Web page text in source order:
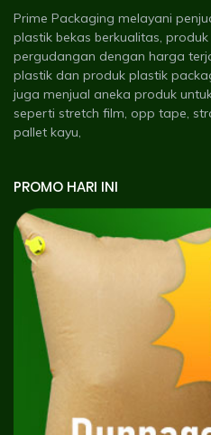
Prime Packaging melayani
plastik bekas berkualitas,
pergudangan dengan harga
plastik dan produk plastik
juga menjual aneka produk
seperti stretch film, opp tape,
pallet kayu,
PROMO HARI INI